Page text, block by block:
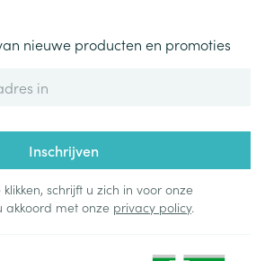
nieuwe producten en promoties
Inschrijven
schrijft u zich in voor onze
akkoord met onze privacy policy.